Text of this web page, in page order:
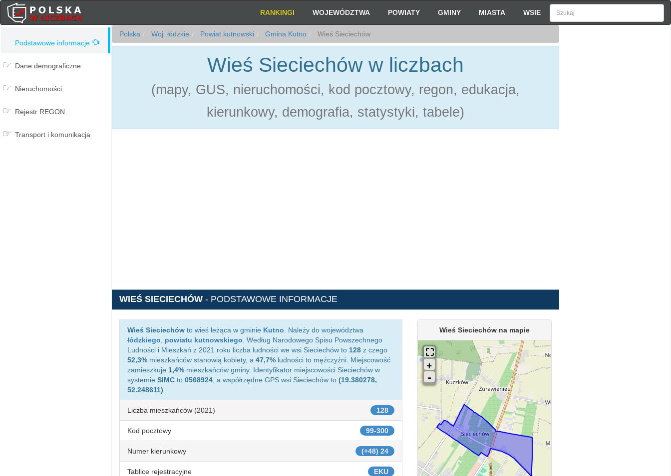
RANKINGI WOJEWÓDZTWA POWIATY GMINY MIASTA WSIE
Podstawowe informacje
Dane demograficzne
Nieruchomości
Rejestr REGON
Transport i komunikacja
Polska Woj. łódzkie Powiat kutnowski Gmina Kutno Wieś Sieciechów
Wieś Sieciechów w liczbach
(mapy, GUS, nieruchomości, kod pocztowy, regon, edukacja,
kierunkowy, demografia, statystyki, tabele)
WIEŚ SIECIECHÓW - PODSTAWOWE INFORMACJE
Wieś Sieciechów to wieś leżąca w gminie Kutno . Należy do województwa
łódzkiego
powiatu kutnowskiego . Według Narodowego Spisu Powszechnego
Ludności i Mieszkań z 2021 roku liczba ludności we wsi Sieciechów to 128 z czego
52,3% mieszkańców stanowią kobiety, a 47,7% ludności to mężczyźni. Miejscowość
zamieszkuje 1,4% mieszkańców gminy. Identyfikator miejscowości Sieciechów w
systemie SIMC to 0568924 , a współrzędne GPS wsi Sieciechów to (19.380278,
52.248611)
128
Liczba mieszkańców (2021)
99-300
Kod pocztowy
(+48) 24
Numer kierunkowy
EKU
Tablice rejestracyjne
Wieś Sieciechów na mapie